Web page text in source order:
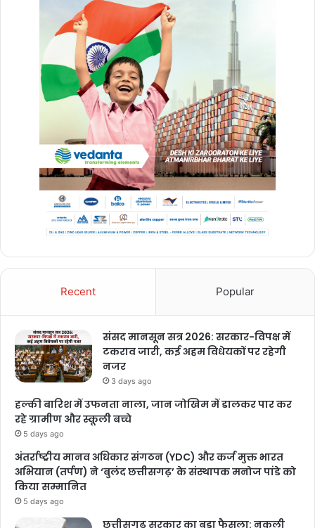
Recent Popular
संसद मानसून सत्र 2026: सरकार-विपक्ष में
टकराव जारी, कई अहम विधेयकों पर रहेगी
नजर
3 days ago
हल्की बारिश में उफनता नाला, जान जोखिम में डालकर पार कर
रहे ग्रामीण और स्कूली बच्चे
5 days ago
अंतर्राष्ट्रीय मानव अधिकार संगठन (YDC) और कर्ज मुक्त भारत
अभियान (तर्पण) ने ‘बुलंद छत्तीसगढ़’ के संस्थापक मनोज पांडे को
किया सम्मानित
5 days ago
छत्तीसगढ़ सरकार का बड़ा फैसला: नकली